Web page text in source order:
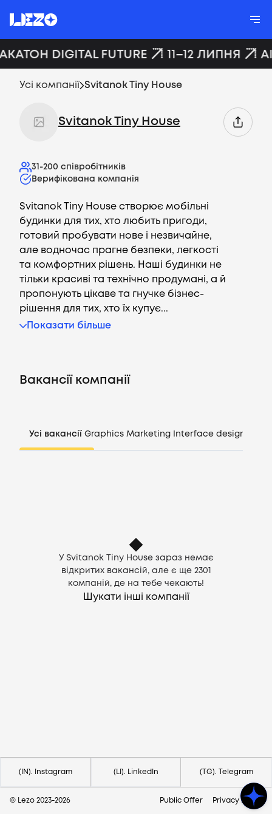
UA
DIGITAL FUTURE 11–12 ЛИПНЯ
Усі компанії Svitanok Tiny House
Svitanok Tiny House
31-200 співробітників
Верифікована компанія
Svitanok Tiny House створює мобільні
будинки для тих, хто любить пригоди,
готовий пробувати нове і незвичайне,
але водночас прагне безпеки, легкості
та комфортних рішень. Наші будинки не
тільки красиві та технічно продумані, а й
пропонують цікаве та гнучке бізнес-
рішення для тих, хто їх купує...
Показати більше
Вакансії компанії
Усі вакансії Graphics Marketing Interface design
У Svitanok Tiny House зараз немає
відкритих вакансій, але є ще 2301
компаній, де на тебе чекають!
Шукати інші компанії
(IN). Instagram (LI). LinkedIn (TG). Telegram
© Lezo 2023-2026 Public Offer Privacy Policy